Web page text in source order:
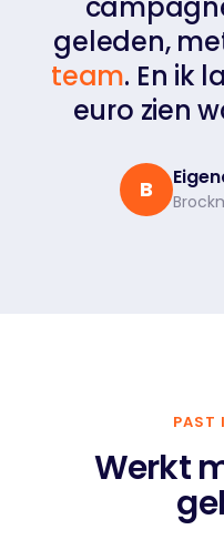
geleden,
team. En ik
euro zien
B
PAST
Werkt